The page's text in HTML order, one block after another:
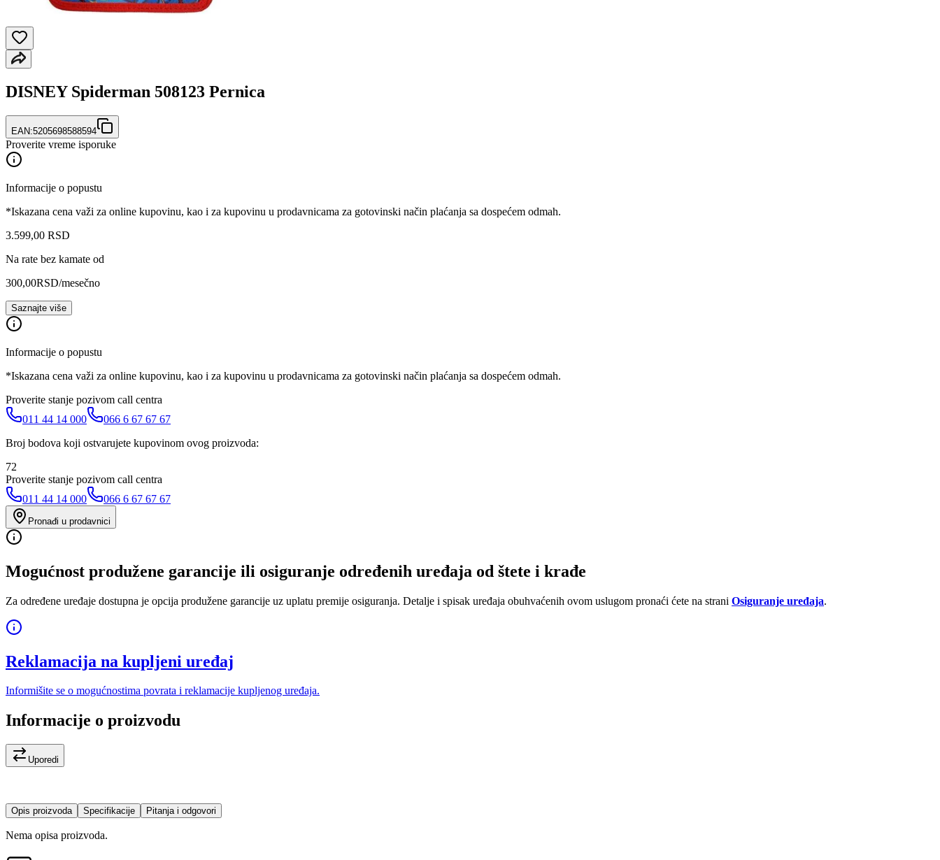
DISNEY Spiderman 508123 Pernica
EAN:5205698588594
Proverite vreme isporuke
Informacije o popustu
*Iskazana cena važi za online kupovinu, kao i za kupovinu u prodavnicama za gotovinski način plaćanja sa dospećem odmah.
3.599,00 RSD
Na rate bez kamate od
300,00RSD/mesečno
Saznajte više
Informacije o popustu
*Iskazana cena važi za online kupovinu, kao i za kupovinu u prodavnicama za gotovinski način plaćanja sa dospećem odmah.
Proverite stanje pozivom call centra
011 44 14 000
066 6 67 67 67
Broj bodova koji ostvarujete kupovinom ovog proizvoda:
72
Proverite stanje pozivom call centra
011 44 14 000
066 6 67 67 67
Pronađi u prodavnici
Mogućnost produžene garancije ili osiguranje određenih uređaja od štete i krađe
Za određene uređaje dostupna je opcija produžene garancije uz uplatu premije osiguranja. Detalje i spisak uređaja obuhvaćenih ovom uslugom pronaći ćete na strani Osiguranje uređaja.
Reklamacija na kupljeni uređaj
Informišite se o mogućnostima povrata i reklamacije kupljenog uređaja.
Informacije o proizvodu
Uporedi
Opis proizvoda Specifikacije Pitanja i odgovori
Nema opisa proizvoda.